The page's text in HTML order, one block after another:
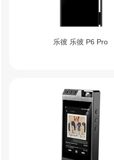
乐彼 乐彼 P6 Pro